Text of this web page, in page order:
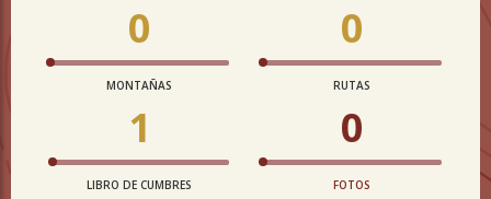
0
MONTAÑAS
0
RUTAS
1
LIBRO DE CUMBRES
0
FOTOS